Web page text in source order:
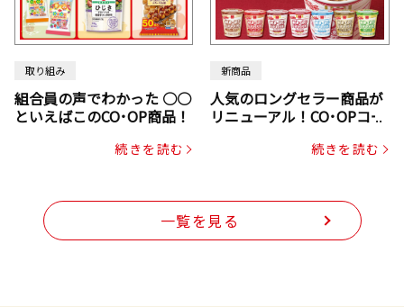
取り組み
組合員の声でわかった ○○
といえばこのCO･OP商品！
続きを読む
新商品
人気のロングセラー商品が
リニューアル！CO･OPコー
続きを読む
一覧を見る